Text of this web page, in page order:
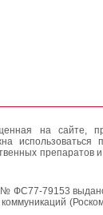
на сайте,
использоваться
препаратов
№ ФС77-79153